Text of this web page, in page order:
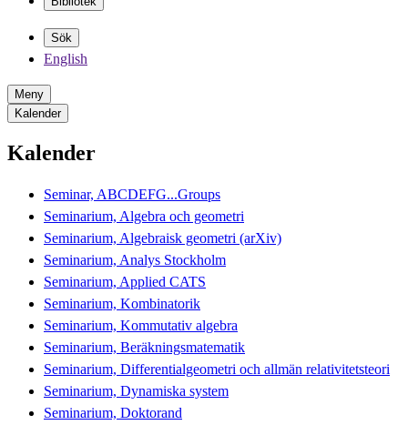
Sök
English
Meny
Kalender
Kalender
Seminar, ABCDEFG...Groups
Seminarium, Algebra och geometri
Seminarium, Algebraisk geometri (arXiv)
Seminarium, Analys Stockholm
Seminarium, Applied CATS
Seminarium, Kombinatorik
Seminarium, Kommutativ algebra
Seminarium, Beräkningsmatematik
Seminarium, Differentialgeometri och allmän relativitetsteori
Seminarium, Dynamiska system
Seminarium, Doktorand